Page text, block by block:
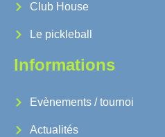
Club House
Le pickleball
Informations
Evènements / tournoi
Actualités